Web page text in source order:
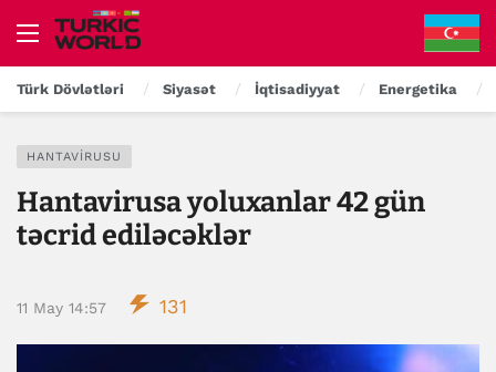
Türk Dövlətləri Siyasət İqtisadiyyat Energetika
HANTAVIRUSU
Hantavirusa yoluxanlar 42 gün
təcrid ediləcəklər
11 May 14:57 131